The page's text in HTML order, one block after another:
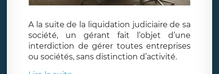
A la suite de la liquidation judiciaire de sa
société, un gérant fait l’objet d’une
interdiction de gérer toutes entreprises
ou sociétés, sans distinction d’activité.